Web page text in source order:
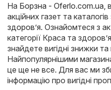
На Борзна - Oferlo.com.ua
акційних газет та каталогів
здоров’я. Ознайомтеся з
категорії Краса та
знайдете вигідні знижки
Найпопулярнішими
це ще не все. Для вас ми
інформацію про вигідні